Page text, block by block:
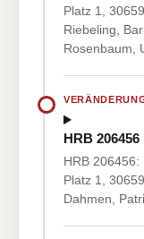
Platz 1,
Riebeling,
Rosenbaum,
HRB 206456
HRB 206456:
Platz 1,
Dahmen,